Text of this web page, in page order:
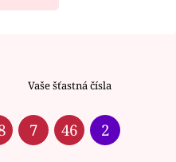
Vaše šťastná čísla
7 46 2